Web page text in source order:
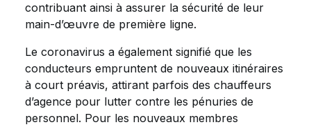
contribuant ainsi à assurer la sécurité de leur
main-d’œuvre de première ligne.
Le coronavirus a également signifié que les
conducteurs empruntent de nouveaux itinéraires
à court préavis, attirant parfois des chauffeurs
d’agence pour lutter contre les pénuries de
personnel. Pour les nouveaux membres